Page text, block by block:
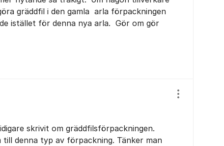
gräddfil i den gamla arla förpackningen
istället för denna nya arla. Gör om gör
skrivit om gräddfilsförpackningen.
denna typ av förpackning. Tänker man
Visa/dölj